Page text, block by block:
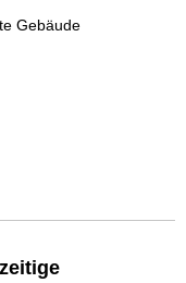
Gebäude